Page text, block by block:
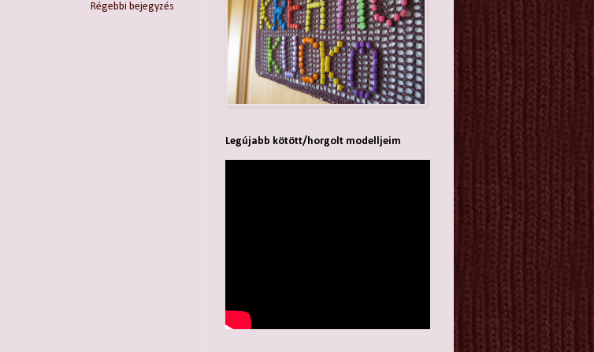
Régebbi bejegyzés
Legújabb kötött/horgolt modelljeim